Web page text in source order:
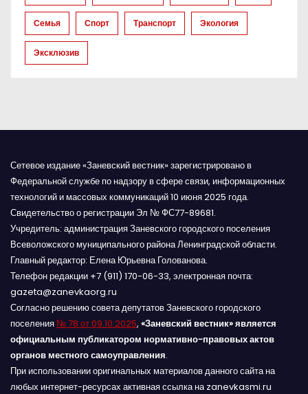
Семья Спорт Транспорт Экология
Эксклюзив
Сетевое издание «Заневский вестник» зарегистрировано в
Федеральной службе по надзору в сфере связи, информационных
технологий и массовых коммуникаций 10 июня 2025 года.
Свидетельство о регистрации Эл № ФС77-89681.
Учредитель: администрация Заневского городского поселения
Всеволожского муниципального района Ленинградской области.
Главный редактор: Елена Юрьевна Голованова.
Телефон редакции +7 (911) 170-06-33, электронная почта:
gazeta@zanevkaorg.ru
Согласно решению совета депутатов Заневского городского
поселения № 78 от 09.10.2025, «Заневский вестник» является
официальным публикатором нормативно-правовых актов
органов местного самоуправления.
При использовании оригинальных материалов данного сайта на
любых интернет-ресурсах активная ссылка на zanevkasmi.ru